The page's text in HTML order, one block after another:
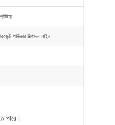
পাউডার উত্পাদন লাইন
পারে।